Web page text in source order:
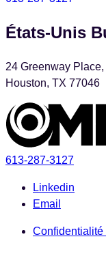
États-Unis
24 Greenway
Houston, TX 77046
613-287-3127
Linkedin
Email
Confidentialité